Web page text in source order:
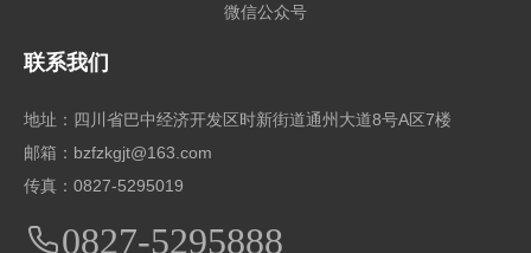
微信公众号
联系我们
地址：四川省巴中经济开发区时新街道通州大道8号A区7楼
邮箱：bzfzkgjt@163.com
传真：0827-5295019
0827-5295888